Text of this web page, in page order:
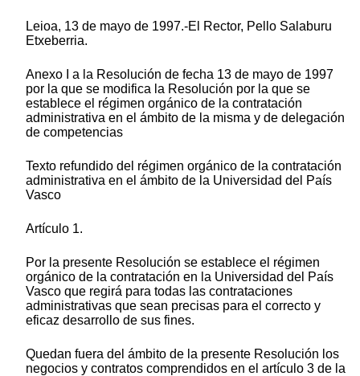
Leioa, 13 de mayo de 1997.-El Rector, Pello Salaburu
Etxeberria.
Anexo I a la Resolución de fecha 13 de mayo de 1997
por la que se modifica la Resolución por la que se
establece el régimen orgánico de la contratación
administrativa en el ámbito de la misma y de delegación
de competencias
Texto refundido del régimen orgánico de la contratación
administrativa en el ámbito de la Universidad del País
Vasco
Artículo 1.
Por la presente Resolución se establece el régimen
orgánico de la contratación en la Universidad del País
Vasco que regirá para todas las contrataciones
administrativas que sean precisas para el correcto y
eficaz desarrollo de sus fines.
Quedan fuera del ámbito de la presente Resolución los
negocios y contratos comprendidos en el artículo 3 de la